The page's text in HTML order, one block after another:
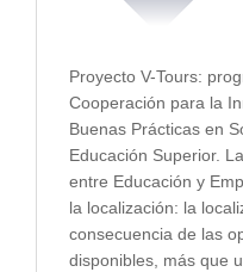
Proyecto V-Tours:
Cooperación para la
Buenas Prácticas en
Educación Superior.
entre Educación y
la localización: la
consecuencia de las
disponibles, más que